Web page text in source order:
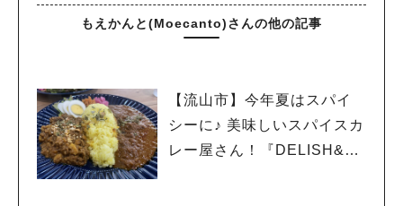
もえかんと(Moecanto)さんの他の記事
【流山市】今年夏はスパイ
シーに♪ 美味しいスパイスカ
レー屋さん！『DELISH&C